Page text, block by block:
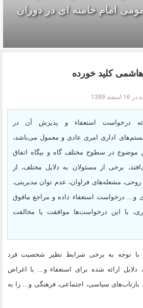
امام خامنه ای در دوران
کلید خورده
1389
درخواست استعفاء و پذیرش آن در
اداری امری عادی و معمول می‌باشد،
موضوع در سطوح مختلف گاه و بیگاه اتفاق
برخی از مسئولان به دلایل مختلف، از
مشغله‌های فراوان، عدم توان مدیریتی،
و... درخواست استعفاء داده و مراجع مافوق
با این درخواست‌ها موافقت یا مخالفت
با توجه به برخی شرایط نظیر شخصیت فرد
دلایل ارائه شده برای استعفاء و... با اغراض
سیاسی، اجتماعی، فرهنگی و... را به